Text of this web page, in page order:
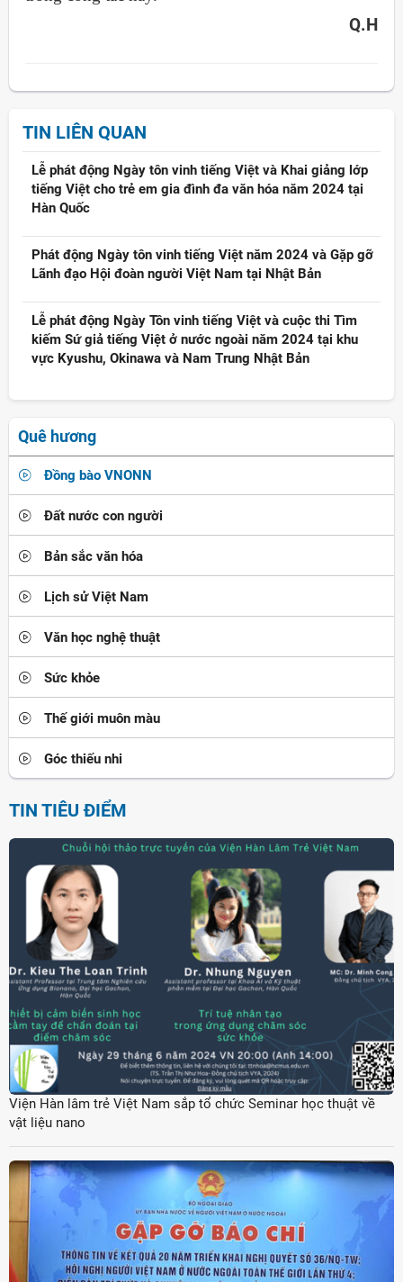
Q.H
TIN LIÊN QUAN
Lễ phát động Ngày tôn vinh tiếng Việt và Khai giảng lớp
tiếng Việt cho trẻ em gia đình đa văn hóa năm 2024 tại
Hàn Quốc
Phát động Ngày tôn vinh tiếng Việt năm 2024 và Gặp gỡ
Lãnh đạo Hội đoàn người Việt Nam tại Nhật Bản
Lễ phát động Ngày Tôn vinh tiếng Việt và cuộc thi Tìm
kiếm Sứ giả tiếng Việt ở nước ngoài năm 2024 tại khu
vực Kyushu, Okinawa và Nam Trung Nhật Bản
Quê hương
Đồng bào VNONN
Đất nước con người
Bản sắc văn hóa
Lịch sử Việt Nam
Văn học nghệ thuật
Sức khỏe
Thế giới muôn màu
Góc thiếu nhi
TIN TIÊU ĐIỂM
Viện Hàn lâm trẻ Việt Nam sắp tổ chức Seminar học thuật về
vật liệu nano